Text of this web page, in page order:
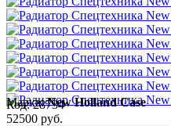
Марка:New Holland Case
Код:28734
52500 руб.